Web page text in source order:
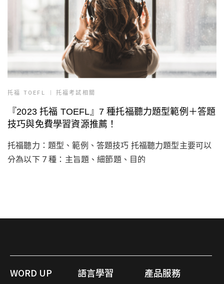
托福 TOEFL 托福考試相關
『2023 托福 TOEFL』7 種托福聽力題型範例＋答題
技巧與免費學習資源推薦！
托福聽力：題型、範例、答題技巧 托福聽力題型主要可以
分為以下 7 種：主旨題、細節題、目的
WORD UP 語言學習 產品服務